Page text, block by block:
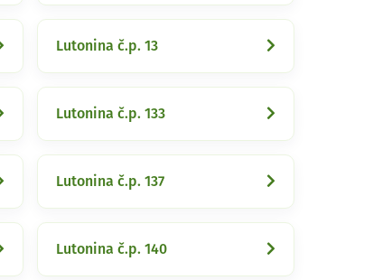
Lutonina č.p. 13
Lutonina č.p. 133
Lutonina č.p. 137
Lutonina č.p. 140